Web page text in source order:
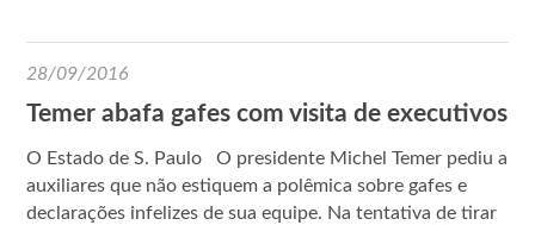
28/09/2016
Temer abafa gafes com visita de executivos
O Estado de S. Paulo O presidente Michel Temer pediu a
auxiliares que não estiquem a polêmica sobre gafes e
declarações infelizes de sua equipe. Na tentativa de tirar